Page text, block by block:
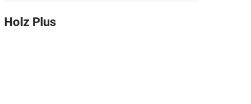
Holz Plus